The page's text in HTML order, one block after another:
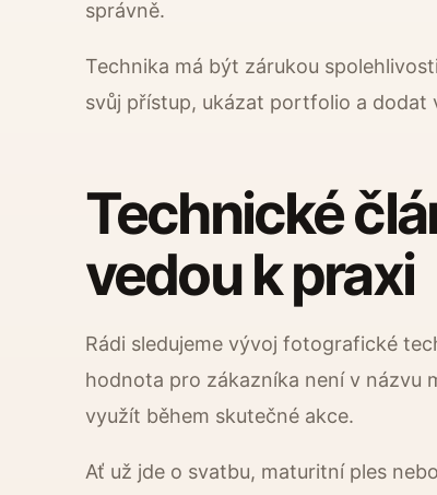
správně.
Technika má být zárukou
svůj přístup, ukázat portfolio a dodat
Technické
vedou k praxi
Rádi sledujeme vývoj fotografické
hodnota pro zákazníka není v názvu
využít během skutečné akce.
Ať už jde o svatbu, maturitní ples